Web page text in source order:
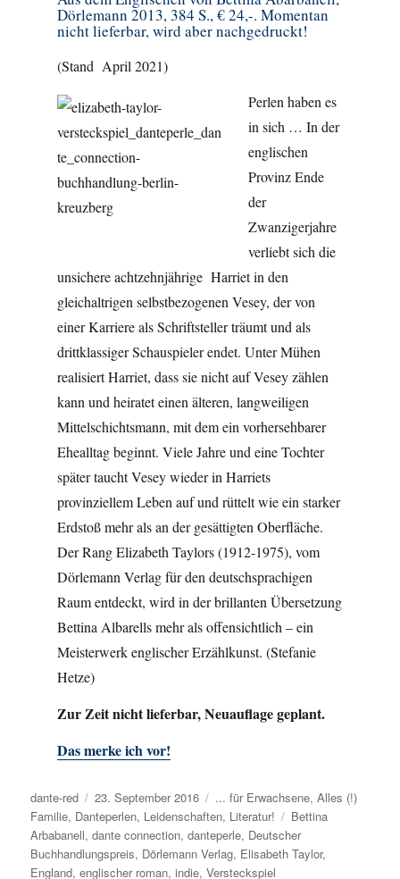
Dörlemann 2013, 384 S., € 24,-. Momentan
nicht lieferbar, wird aber nachgedruckt!
(Stand April 2021)
Perlen haben es
in sich … In der
englischen
Provinz Ende
der
Zwanzigerjahre
verliebt sich die
unsichere achtzehnjährige Harriet in den
gleichaltrigen selbstbezogenen Vesey, der von
einer Karriere als Schriftsteller träumt und als
drittklassiger Schauspieler endet. Unter Mühen
realisiert Harriet, dass sie nicht auf Vesey zählen
kann und heiratet einen älteren, langweiligen
Mittelschichtsmann, mit dem ein vorhersehbarer
Ehealltag beginnt. Viele Jahre und eine Tochter
später taucht Vesey wieder in Harriets
provinziellem Leben auf und rüttelt wie ein starker
Erdstoß mehr als an der gesättigten Oberfläche.
Der Rang Elizabeth Taylors (1912-1975), vom
Dörlemann Verlag für den deutschsprachigen
Raum entdeckt, wird in der brillanten Übersetzung
Bettina Albarells mehr als offensichtlich – ein
Meisterwerk englischer Erzählkunst. (Stefanie
Hetze)
Zur Zeit nicht lieferbar, Neuauflage geplant.
Das merke ich vor!
Autor
dante-red
Veröffentlicht
am
23. September 2016 Kategorien
... für Erwachsene,Alles (!)
Familie, Danteperlen, Leidenschaften, Literatur! Schlagwörter
Bettina
Arbabanell,dante connection,danteperle, Deutscher
Buchhandlungspreis, Dörlemann Verlag, Elisabeth Taylor,
England,englischer roman,indie,Versteckspiel